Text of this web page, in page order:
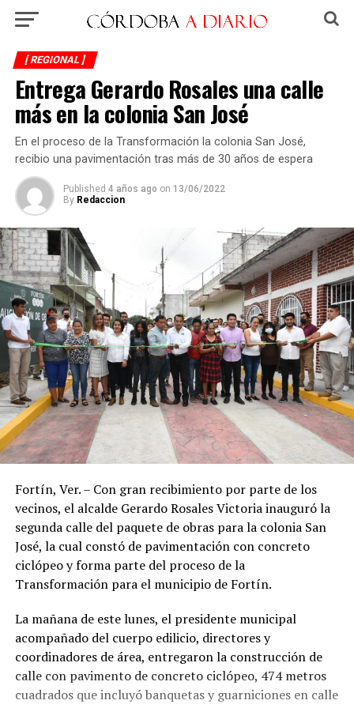
[ REGIONAL ]
Entrega Gerardo Rosales una calle
más en la colonia San José
En el proceso de la Transformación la colonia San José,
recibio una pavimentación tras más de 30 años de espera
Published 4 años ago on 13/06/2022
By Redaccion
Fortín, Ver. – Con gran recibimiento por parte de los
vecinos, el alcalde Gerardo Rosales Victoria inauguró la
segunda calle del paquete de obras para la colonia San
José, la cual constó de pavimentación con concreto
ciclópeo y forma parte del proceso de la
Transformación para el municipio de Fortín.
La mañana de este lunes, el presidente municipal
acompañado del cuerpo edilicio, directores y
coordinadores de área, entregaron la construcción de
calle con pavimento de concreto ciclópeo, 474 metros
cuadrados que incluyó banquetas y guarniciones en calle